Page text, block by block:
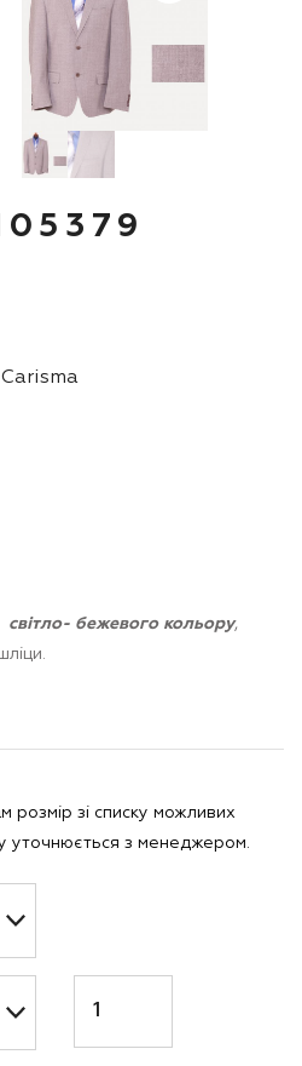
світло- бежевого кольору,
розмір зі списку можливих
уточнюється з менеджером.